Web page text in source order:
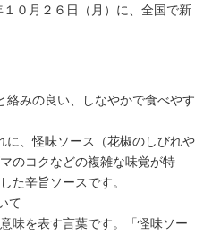
０月２６日（月）に、全国で新
絡みの良い、しなやかで食べやす
に、怪味ソース（花椒のしびれや
のコクなどの複雑な味覚が特
た辛旨ソースです。
て
味を表す言葉です。「怪味ソー